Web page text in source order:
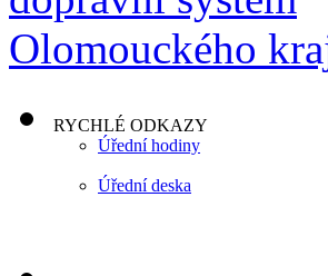
RYCHLÉ ODKAZY
Úřední hodiny
Úřední deska